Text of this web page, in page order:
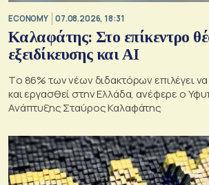
ECONOMY 07.08.2026, 18:31
Καλαφάτης: Στο επίκεντρο
εξειδίκευσης και AI
Tο 86% των νέων διδακτόρων επιλέγει να
και εργασθεί στην Ελλάδα, ανέφερε ο
Ανάπτυξης Σταύρος Καλαφάτης